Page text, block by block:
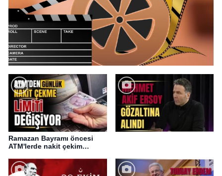
Ramazan Bayramı öncesi
ATM'lerde nakit çekim